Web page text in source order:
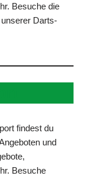
Besuche die
Darts-
findest du
und
Besuche